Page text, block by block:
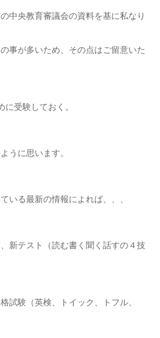
中央教育審議会の資料を基に私なり
事が多いため、その点はご留意いた
受験しておく。
うに思います。
いる最新の情報によれば、、、
テスト（読む書く聞く話すの４技
験（英検、トイック、トフル、